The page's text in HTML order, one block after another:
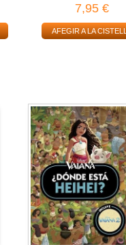
7,95 €
AFEGIR A LA